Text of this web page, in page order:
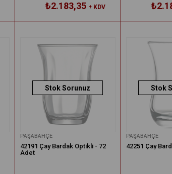
₺2.183,35 + KDV
Stok Sorunuz
PAŞABAHÇE
42191 Çay Bardak Optikli - 72
Adet
Stok
PAŞABAHÇE
42251 Çay